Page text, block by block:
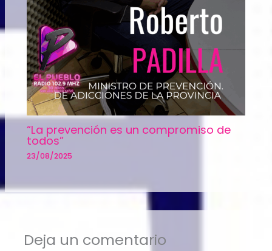
“La prevención es un compromiso de
todos”
23/08/2025
Deja un comentario